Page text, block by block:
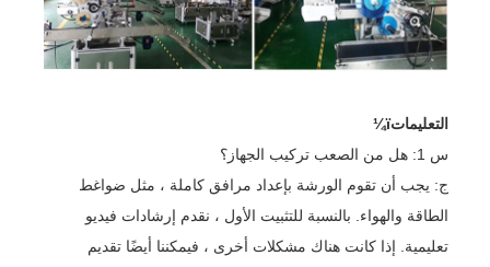
التعليماتï¼
س 1: هل من الصعب تركيب الجهاز؟
ج: يجب أن تقوم الورشة بإعداد مرافق كاملة ، مثل ضواغط
الطاقة والهواء. بالنسبة للتثبيت الأول ، نقدم إرشادات فيديو
تعليمية. إذا كانت هناك مشكلات أخرى ، فيمكننا أيضًا تقديم